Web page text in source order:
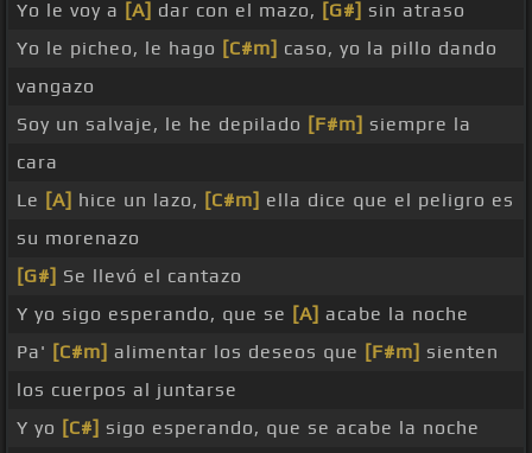
Yo le voy a [A] dar con el mazo, [G#] sin atraso
Yo le picheo, le hago [C#m] caso, yo la pillo dando
vangazo
Soy un salvaje, le he depilado [F#m] siempre la
cara
Le [A] hice un lazo, [C#m] ella dice que el peligro es
su morenazo
[G#] Se llevó el cantazo
Y yo sigo esperando, que se [A] acabe la noche
Pa' [C#m] alimentar los deseos que [F#m] sienten
los cuerpos al juntarse
Y yo [C#] sigo esperando, que se acabe la noche